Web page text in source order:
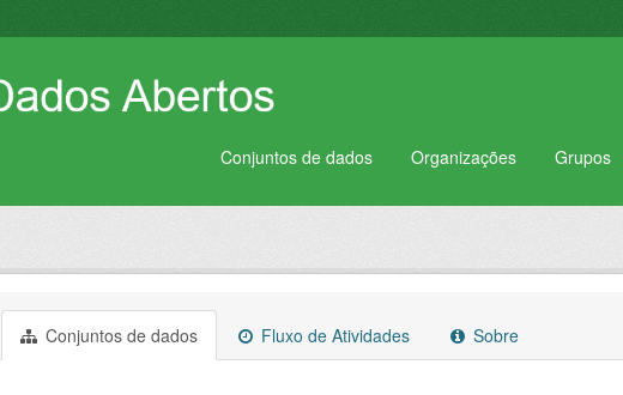
Conjuntos de dados Organizações Grupos
Conjuntos de dados Fluxo de Atividades Sobre